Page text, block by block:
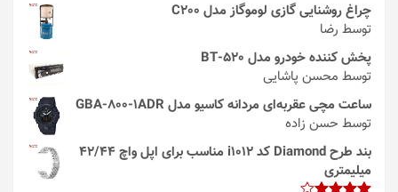
چراغ روشنایی گازی لوموگاز مدل C200
توسط رضا
پخش کننده خودرو مدل 520-BT
توسط محسن پاشایی
ساعت مچی عقربه‌ای مردانه کاسیو مدل GBA-800-1ADR
توسط حسن زاده
بند طرح Diamond کد i1012 مناسب برای اپل واچ 42/44
میلیمتری